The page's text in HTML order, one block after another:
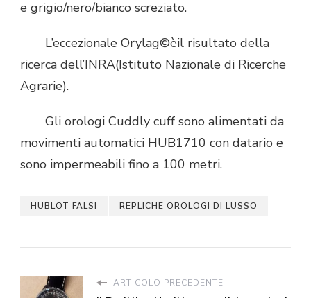
e grigio/nero/bianco screziato.
L’eccezionale Orylag©èil risultato della
ricerca dell’INRA(Istituto Nazionale di Ricerche
Agrarie).
Gli orologi Cuddly cuff sono alimentati da
movimenti automatici HUB1710 con datario e
sono impermeabili fino a 100 metri.
HUBLOT FALSI REPLICHE OROLOGI DI LUSSO
ARTICOLO PRECEDENTE